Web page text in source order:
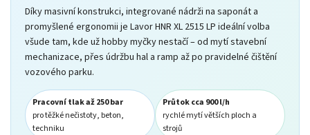
Díky masivní konstrukci, integrované nádrži na saponát a
promyšlené ergonomii je Lavor HNR XL 2515 LP ideální volba
všude tam, kde už hobby myčky nestačí – od mytí stavební
mechanizace, přes údržbu hal a ramp až po pravidelné čištění
vozového parku.
Pracovní tlak až 250 bar
pro těžké nečistoty, beton,
techniku
Průtok cca 900 l/h
rychlé mytí větších ploch a
strojů